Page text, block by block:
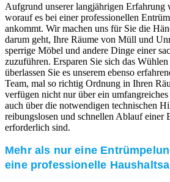
Aufgrund unserer langjährigen Erfahrung
worauf es bei einer professionellen
ankommt. Wir machen uns für Sie die
darum geht, Ihre Räume von Müll und
sperrige Möbel und andere Dinge einer
zuzuführen. Ersparen Sie sich das
überlassen Sie es unserem ebenso
Team, mal so richtig Ordnung in Ihren
verfügen nicht nur über ein
auch über die notwendigen technischen
reibungslosen und schnellen Ablauf
erforderlich sind.
Mehr als nur eine
eine professionelle